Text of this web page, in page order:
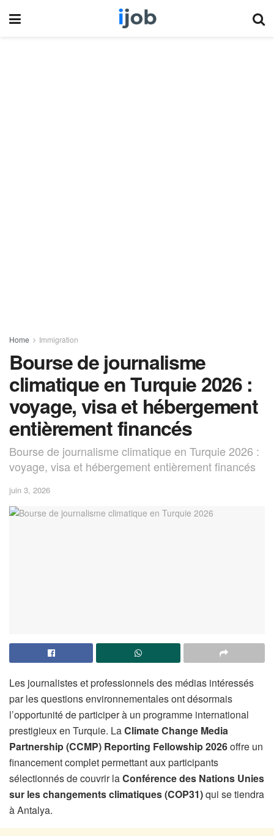
Home Immigration
Bourse de journalisme
climatique en Turquie 2026 :
voyage, visa et hébergement
entièrement financés
Bourse de journalisme climatique en Turquie 2026 :
voyage, visa et hébergement entièrement financés
juin 3, 2026
Les journalistes et professionnels des médias intéressés
par les questions environnementales ont désormais
l’opportunité de participer à un programme international
prestigieux en Turquie. LaClimate Change Media
Partnership (CCMP) Reporting Fellowship 2026offre un
financement complet permettant aux participants
sélectionnés de couvrir laConférence des Nations Unies
sur les changements climatiques (COP31)qui se tiendra
à Antalya.